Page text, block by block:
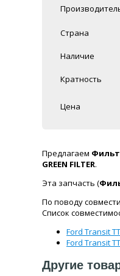
Страна
Наличие
Кратность
Цена
Предлагаем
GREEN FILTER.
Эта запчасть (
По поводу
Список
Ford Transit
Ford Transit
Другие